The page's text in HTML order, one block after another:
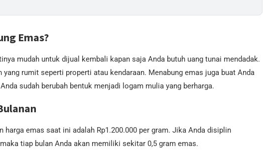
Emas?
mudah untuk dijual kembali kapan saja Anda butuh uang tunai mendadak.
rumit seperti properti atau kendaraan. Menabung emas juga buat Anda
sudah berubah bentuk menjadi logam mulia yang berharga.
emas saat ini adalah Rp1.200.000 per gram. Jika Anda disiplin
tiap bulan Anda akan memiliki sekitar 0,5 gram emas.